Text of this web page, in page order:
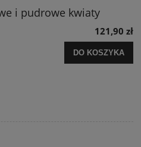
i pudrowe kwiaty
121,90 zł
DO KOSZYKA